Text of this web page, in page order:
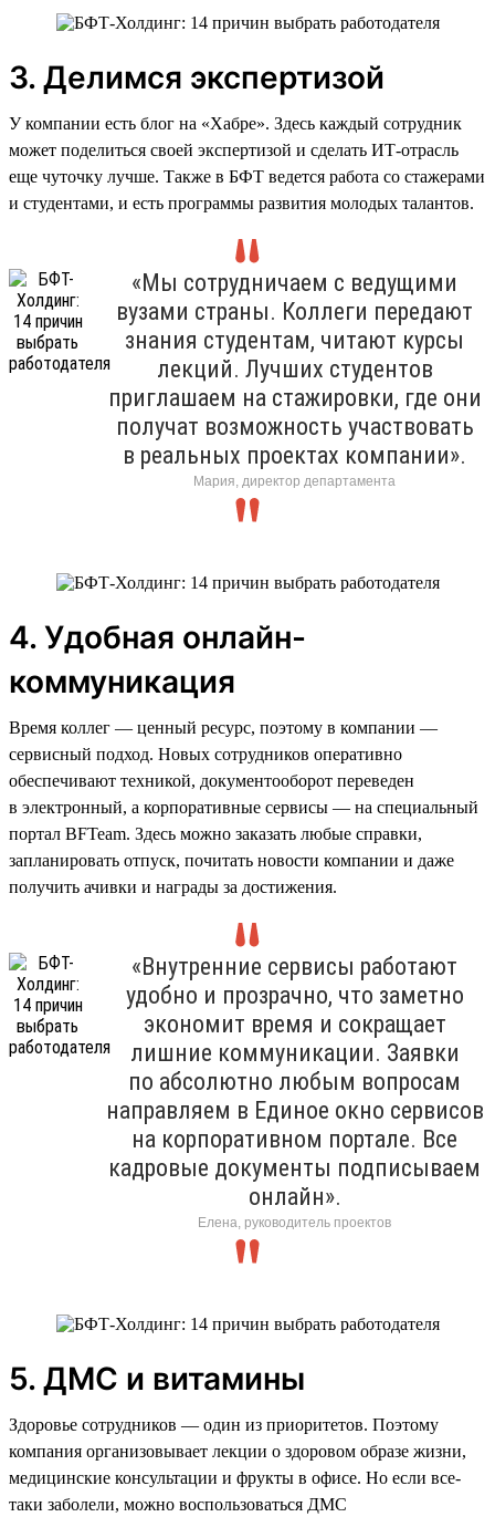
3. Делимся экспертизой
У компании есть блог на «Хабре». Здесь каждый сотрудник
может поделиться своей экспертизой и сделать ИТ-отрасль
еще чуточку лучше. Также в БФТ ведется работа со стажерами
и студентами, и есть программы развития молодых талантов.
«Мы сотрудничаем с ведущими
вузами страны. Коллеги передают
знания студентам, читают курсы
лекций. Лучших студентов
приглашаем на стажировки, где они
получат возможность участвовать
в реальных проектах компании».
Мария, директор департамента
4. Удобная онлайн-
коммуникация
Время коллег — ценный ресурс, поэтому в компании —
сервисный подход. Новых сотрудников оперативно
обеспечивают техникой, документооборот переведен
в электронный, а корпоративные сервисы — на специальный
портал BFTeam. Здесь можно заказать любые справки,
запланировать отпуск, почитать новости компании и даже
получить ачивки и награды за достижения.
«Внутренние сервисы работают
удобно и прозрачно, что заметно
экономит время и сокращает
лишние коммуникации. Заявки
по абсолютно любым вопросам
направляем в Единое окно сервисов
на корпоративном портале. Все
кадровые документы подписываем
онлайн».
Елена, руководитель проектов
5. ДМС и витамины
Здоровье сотрудников — один из приоритетов. Поэтому
компания организовывает лекции о здоровом образе жизни,
медицинские консультации и фрукты в офисе. Но если все-
таки заболели, можно воспользоваться ДМС